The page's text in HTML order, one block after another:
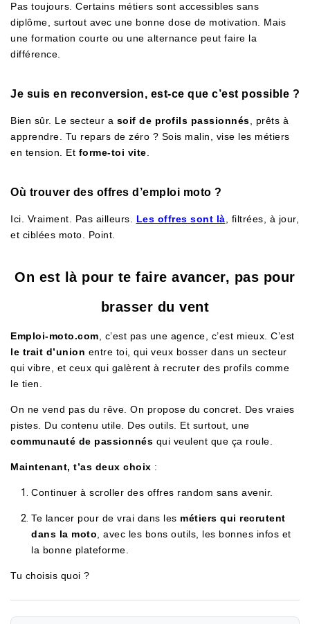
Pas toujours. Certains métiers sont accessibles sans
diplôme, surtout avec une bonne dose de motivation. Mais
une formation courte ou une alternance peut faire la
différence.
Je suis en reconversion, est-ce que c’est possible ?
Bien sûr. Le secteur a soif de profils passionnés , prêts à
apprendre. Tu repars de zéro ? Sois malin, vise les métiers
en tension. Et forme-toi vite
Où trouver des offres d’emploi moto ?
Ici. Vraiment. Pas ailleurs. Les offres sont là , filtrées, à jour,
et ciblées moto. Point.
On est là pour te faire avancer, pas pour
brasser du vent
Emploi-moto.com , c’est pas une agence, c’est mieux. C’est
le trait d’union entre toi, qui veux bosser dans un secteur
qui vibre, et ceux qui galèrent à recruter des profils comme
le tien.
On ne vend pas du rêve. On propose du concret. Des vraies
pistes. Du contenu utile. Des outils. Et surtout, une
communauté de passionnés qui veulent que ça roule.
Maintenant, t’as deux choix :
Continuer à scroller des offres random sans avenir.
Te lancer pour de vrai dans les métiers qui recrutent
dans la moto , avec les bons outils, les bonnes infos et
la bonne plateforme.
Tu choisis quoi ?